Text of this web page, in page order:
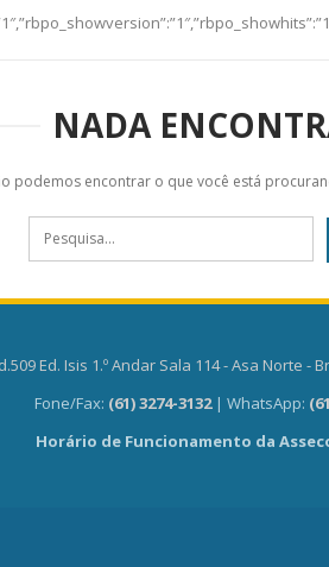
NADA
podemos encontrar o que você está
Ed. Isis 1.º Andar Sala 114 - Asa Norte -
Fone/Fax: (61) 3274-3132 | WhatsApp:
Horário de Funcionamento da